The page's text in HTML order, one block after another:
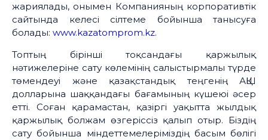
жариялады, онымен Компанияның корпоративтік
сайтында келесі сілтеме бойынша танысуға
болады: www.kazatomprom.kz.
Топтың бірінші тоқсандағы қаржылық
нәтижелеріне сату көлемінің салыстырмалы түрде
төмендеуі және қазақстандық теңгенің АҚШ
долларына шаққандағы бағамының күшеюі әсер
етті. Соған қарамастан, қазіргі уақытта жылдық
қаржылық болжам өзгеріссіз қалып отыр. Біздің
сату бойынша міндеттемелеріміздің басым бөлігі